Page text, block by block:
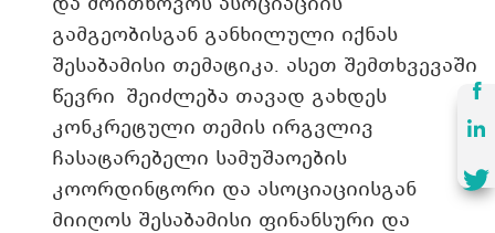
გამგეობისგან განხილული იქნას
შესაბამისი თემატიკა. ასეთ შემთხვევაში
წევრი შეიძლება თავად გახდეს
კონკრეტული თემის ირგვლივ
ჩასატარებელი სამუშაოების
კოორდინტორი და ასოციაციისგან
მიიღოს შესაბამისი ფინანსური და